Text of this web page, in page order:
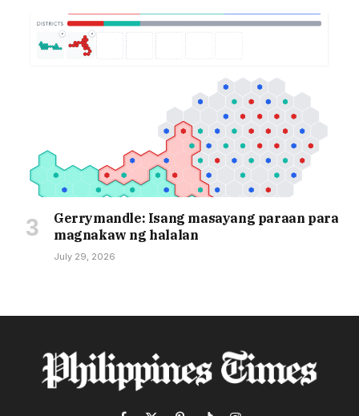
Gerrymandle: Isang masayang paraan para
magnakaw ng halalan
July 29, 2026